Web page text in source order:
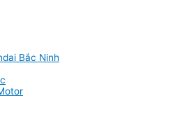
Bắc Ninh